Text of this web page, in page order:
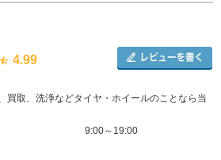
4.99
買取、洗浄などタイヤ・ホイールのことなら当
9:00～19:00